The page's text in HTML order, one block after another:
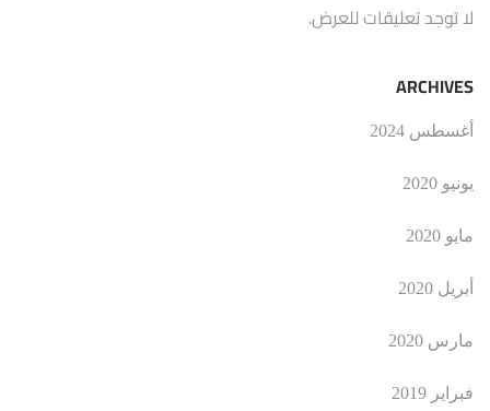
لا توجد تعليقات للعرض.
ARCHIVES
أغسطس 2024
يونيو 2020
مايو 2020
أبريل 2020
مارس 2020
فبراير 2019